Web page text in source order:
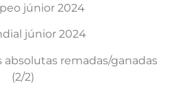
júnior 2024
júnior 2024
absolutas remadas/ganadas
(2/2)